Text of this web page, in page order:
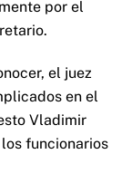
por el
el juez
en el
Vladimir
funcionarios